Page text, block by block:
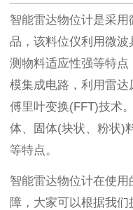
智能雷达物位计是采
品，该料位仪利用微
测物料适应性强等特
模集成电路，利用雷
傅里叶变换(FFT)技术
体、固体(块状、粉状)
等特点。
智能雷达物位计在使
障，大家可以根据我们